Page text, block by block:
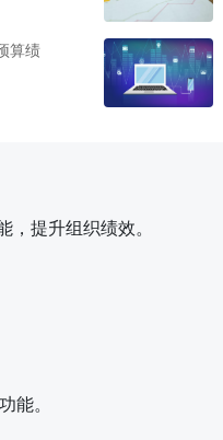
算绩
提升组织绩效。
能。